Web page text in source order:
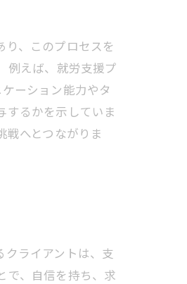
、このプロセスを
例えば、就労支援プ
ーション能力やタ
するかを示していま
へとつながりま
ライアントは、支
で、自信を持ち、求